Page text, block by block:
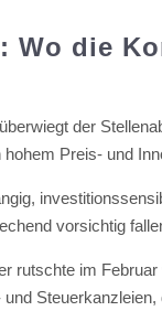
Wo die
der
Preis- und
vorsichtig
rutschte im